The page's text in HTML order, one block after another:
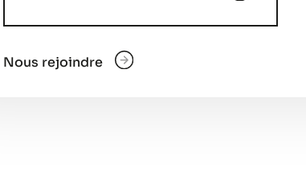
Nous rejoindre